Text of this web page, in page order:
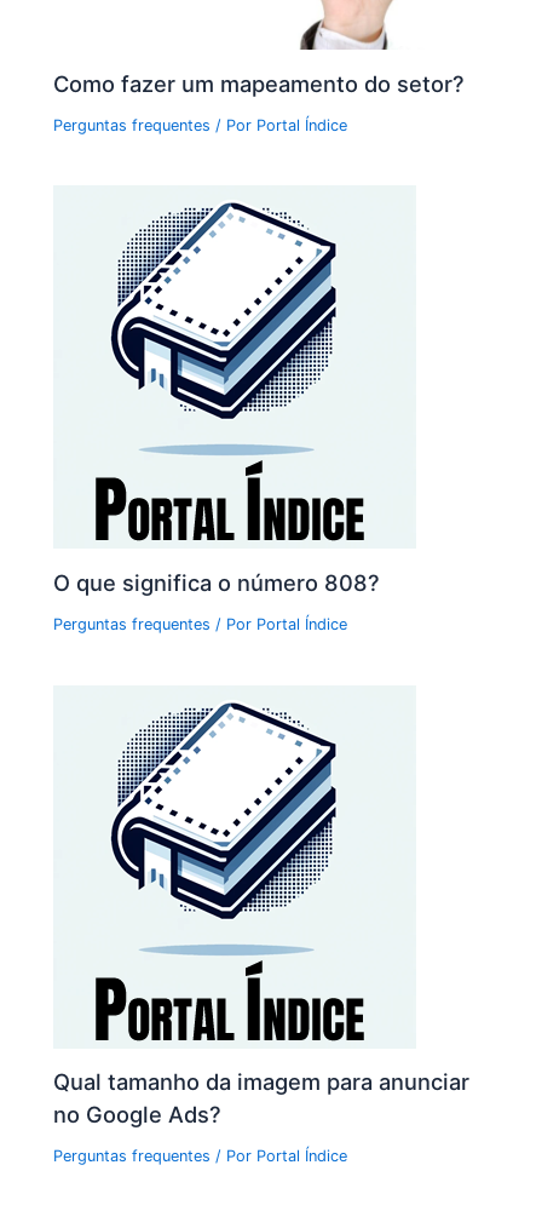
Como fazer um mapeamento do setor?
Perguntas frequentes / Por Portal Índice
O que significa o número 808?
Perguntas frequentes / Por Portal Índice
Qual tamanho da imagem para anunciar
no Google Ads?
Perguntas frequentes / Por Portal Índice